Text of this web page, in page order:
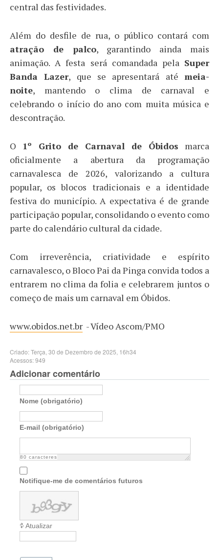
central das festividades.
Além do desfile de rua, o público contará com
atração de palco, garantindo ainda mais
animação. A festa será comandada pela Super
Banda Lazer, que se apresentará até meia-
noite, mantendo o clima de carnaval e
celebrando o início do ano com muita música e
descontração.
O 1º Grito de Carnaval de Óbidos marca
oficialmente a abertura da programação
carnavalesca de 2026, valorizando a cultura
popular, os blocos tradicionais e a identidade
festiva do município. A expectativa é de grande
participação popular, consolidando o evento como
parte do calendário cultural da cidade.
Com irreverência, criatividade e espírito
carnavalesco, o Bloco Pai da Pinga convida todos a
entrarem no clima da folia e celebrarem juntos o
começo de mais um carnaval em Óbidos.
www.obidos.net.br - Vídeo Ascom/PMO
Criado: Terça, 30 de Dezembro de 2025, 16h34
Acessos: 949
Adicionar comentário
Nome (obrigatório)
E-mail (obrigatório)
80 caracteres
Notifique-me de comentários futuros
Atualizar